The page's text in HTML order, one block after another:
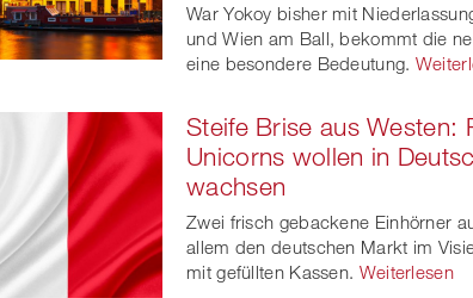
War Yokoy bisher mit
und Wien am Ball, bekommt die
eine besondere Bedeutung.
Steife Brise aus Westen:
Unicorns wollen in
wachsen
Zwei frisch gebackene Einhörner
allem den deutschen Markt im
mit gefüllten Kassen. Weiterlesen